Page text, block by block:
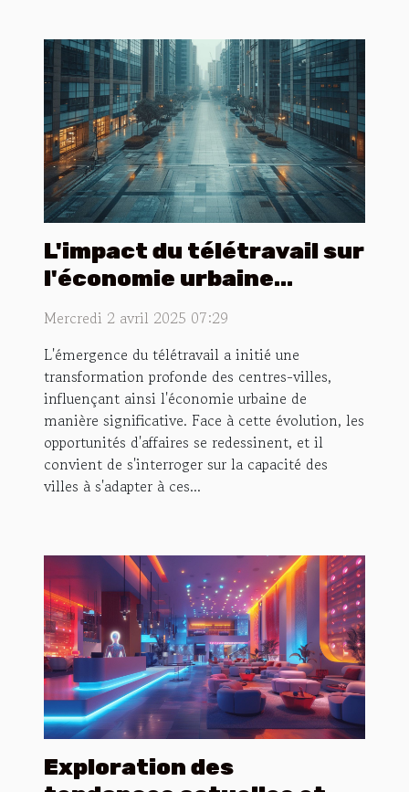
L'impact du télétravail sur
l'économie urbaine
mutation des centres-
d'affaires
Mercredi 2 avril 2025 07:29
L'émergence du télétravail a initié une
transformation profonde des centres-villes,
influençant ainsi l'économie urbaine de
manière significative. Face à cette évolution, les
opportunités d'affaires se redessinent, et il
convient de s'interroger sur la capacité des
villes à s'adapter à ces...
Exploration des